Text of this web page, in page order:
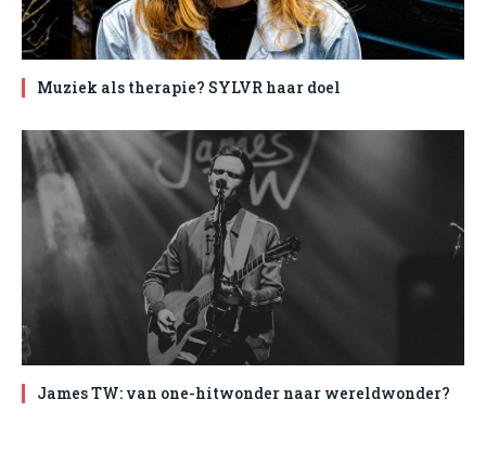
Muziek als therapie? SYLVR haar doel
James TW: van one-hitwonder naar wereldwonder?